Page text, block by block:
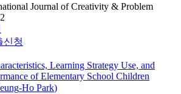
Journal of Creativity & Problem
신청
Learning Strategy Use, and
of Elementary School Children
-Ho Park)